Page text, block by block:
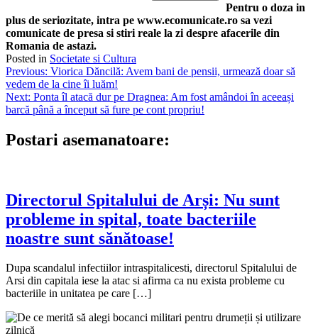
Pentru o doza in
plus de seriozitate, intra pe www.ecomunicate.ro sa vezi
comunicate de presa si stiri reale la zi despre afacerile din
Romania de astazi.
Posted in Societate si Cultura
Navigare
în
articole
Previous: Viorica Dăncilă: Avem bani de pensii, urmează doar să
vedem de la cine îi luăm!
Next: Ponta îl atacă dur pe Dragnea: Am fost amândoi în aceeași
barcă până a început să fure pe cont propriu!
Postari asemanatoare:
Directorul Spitalului de Arși: Nu sunt
probleme in spital, toate bacteriile
noastre sunt sănătoase!
Dupa scandalul infectiilor intraspitalicesti, directorul Spitalului de
Arsi din capitala iese la atac si afirma ca nu exista probleme cu
bacteriile in unitatea pe care […]